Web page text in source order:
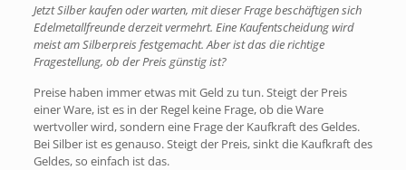
Jetzt Silber kaufen oder warten, mit dieser Frage beschäftigen sich
Edelmetallfreunde derzeit vermehrt. Eine Kaufentscheidung wird
meist am Silberpreis festgemacht. Aber ist das die richtige
Fragestellung, ob der Preis günstig ist?
Preise haben immer etwas mit Geld zu tun. Steigt der Preis
einer Ware, ist es in der Regel keine Frage, ob die Ware
wertvoller wird, sondern eine Frage der Kaufkraft des Geldes.
Bei Silber ist es genauso. Steigt der Preis, sinkt die Kaufkraft des
Geldes, so einfach ist das.